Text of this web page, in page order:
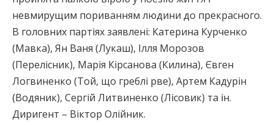
невмирущим пориванням людини до прекрасного.
В головних партіях заявлені: Катерина Курченко
(Мавка), Ян Ваня (Лукаш), Ілля Морозов
(Перелісник), Марія Кірсанова (Килина), Євген
Логвиненко (Той, що греблі рве), Артем Кадурін
(Водяник), Сергій Литвиненко (Лісовик) та ін.
Диригент – Віктор Олійник.